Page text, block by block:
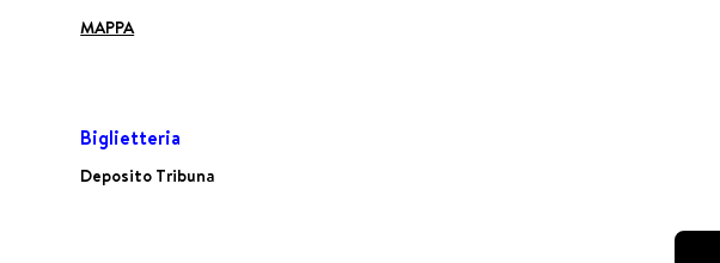
MAPPA
Biglietteria
Deposito Tribuna